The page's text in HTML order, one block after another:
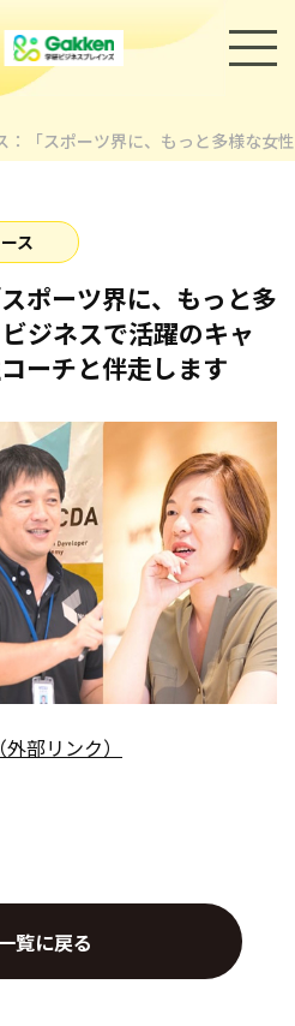
セミナー・イベント
お知らせ
お問い合わせ
ち資料
：「スポーツ界に、もっと多様な女
ス
ポーツ界に、もっと多
ジネスで活躍のキャ
ーチと伴走します
部リンク）
覧に戻る